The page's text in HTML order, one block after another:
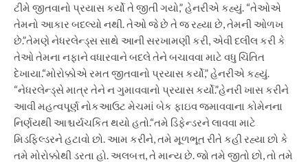
ટીમે જીતવાનો પ્રયાસ કર્યો તે જીતી ગયો,”હેનરીએ કહ્યું. “તેઓએ
તેમનો આકાર બદલ્યો નથી. તેઓ જે છે તે જ રહ્યા છે, તેમની ઓળખ
છે.”તેમણે નેધરલેન્ડ્સ સાથે આની સરખામણી કરી, એવી દલીલ કરી કે
તેઓ તેમના નફાને વધારવાને બદલે તેને બચાવવા માટે વધુ ચિંતિત
દેખાયા.“મોરોક્કોએ રમત જીતવાનો પ્રયાસ કર્યો,”હેનરીએ કહ્યું.
“નેધરલેન્ડ્સે માત્ર તેને ન ગુમાવવાનો પ્રયાસ કર્યો.”હેનરી ખાસ કરીને
આવી મહત્વપૂર્ણ નોકઆઉટ મેચમાં બેક ફાઇવ જમાવવાના કોમેનના
નિર્ણયથી આશ્ચર્યચકિત થયો હતો.“તમે ડિફેન્ડરને લાવવા માટે
મિડફિલ્ડરને હટાવો છો. આમ કરીને, તમે મૂળભૂત રીતે કહી રહ્યા છો કે
તમે મોરોક્કોથી ડરતા હો. અલબત્ત, તે માન્ય છે. જો તમે જીતો છો, તો તમે